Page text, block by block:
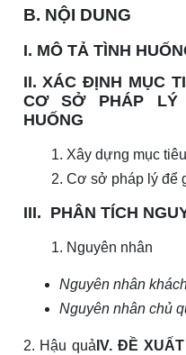
B. NỘI DUNG
I. MÔ TẢ TÌNH
II. XÁC ĐỊNH MỤC
CƠ SỞ PHÁP LÝ
HUỐNG
Xây dựng mục
Cơ sở pháp lý để
III. PHÂN TÍCH
Nguyên nhân
Nguyên nhân
Nguyên nhân chủ
2. Hậu quả IV. ĐỀ